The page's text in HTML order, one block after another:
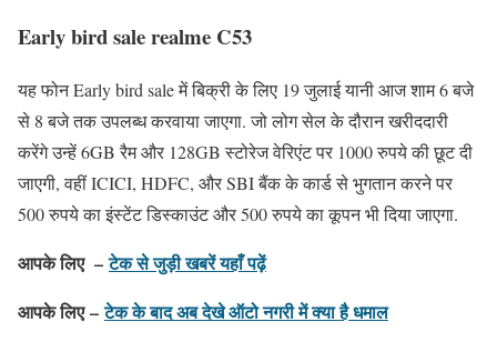
Early bird sale realme C53
यह फोन Early bird sale में बिक्री के लिए 19 जुलाई यानी आज शाम 6 बजे
से 8 बजे तक उपलब्ध करवाया जाएगा. जो लोग सेल के दौरान खरीददारी
करेंगे उन्हें 6GB रैम और 128GB स्टोरेज वेरिएंट पर 1000 रुपये की छूट दी
जाएगी, वहीं ICICI, HDFC, और SBI बैंक के कार्ड से भुगतान करने पर
500 रुपये का इंस्टेंट डिस्काउंट और 500 रुपये का कूपन भी दिया जाएगा.
आपके लिए –टेक से जुड़ी खबरें यहाँ पढ़ें
आपके लिए – टेक के बाद अब देखे ऑटो नगरी में क्या है धमाल